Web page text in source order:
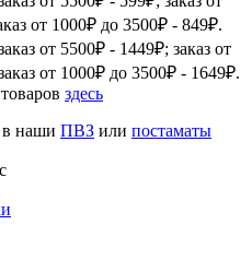
от 1000₽ до 3500₽ - 849₽.
от 5500₽ - 1449₽; заказ от
от 1000₽ до 3500₽ - 1649₽.
здесь
в наши ПВЗ или постаматы